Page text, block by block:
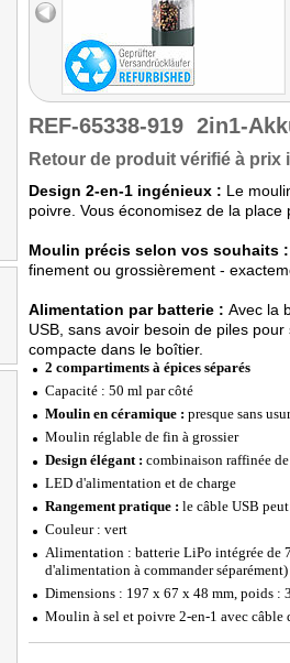
REF-65338-919 2in1-
Retour de produit vérifié à prix
Design 2-en-1 ingénieux : Le
poivre. Vous économisez de la
Moulin précis selon vos souhaits :
finement ou grossièrement -
Alimentation par batterie : Avec la
USB, sans avoir besoin de piles
compacte dans le boîtier.
2 compartiments à épices séparés
Capacité : 50 ml par côté
Moulin en céramique : presque sans
Moulin réglable de fin à grossier
Design élégant : combinaison raffinée
LED d'alimentation et de charge
Rangement pratique : le câble USB
Couleur : vert
Alimentation : batterie LiPo intégrée de
d'alimentation à commander séparément)
Dimensions : 197 x 67 x 48 mm, poids :
Moulin à sel et poivre 2-en-1 avec câble